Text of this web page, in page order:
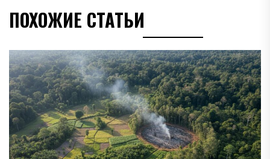
ПОХОЖИЕ СТАТЬИ